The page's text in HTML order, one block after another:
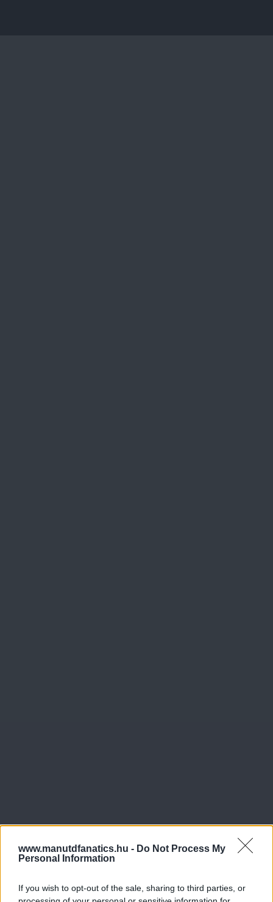
www.manutdfanatics.hu - Do Not Process My
Personal Information
If you wish to opt-out of the sale, sharing to third parties, or